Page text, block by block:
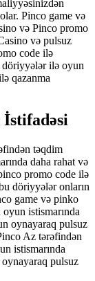
Pinco game və
və Pinco promo
və pulsuz
code ilə
döriyyələr ilə oyun
qazanma
təqdim
daha rahat və
promo code ilə
döriyyələr onların
game və pinko
istismarında
oynayaraq pulsuz
Az tərəfindən
istismarında
pulsuz